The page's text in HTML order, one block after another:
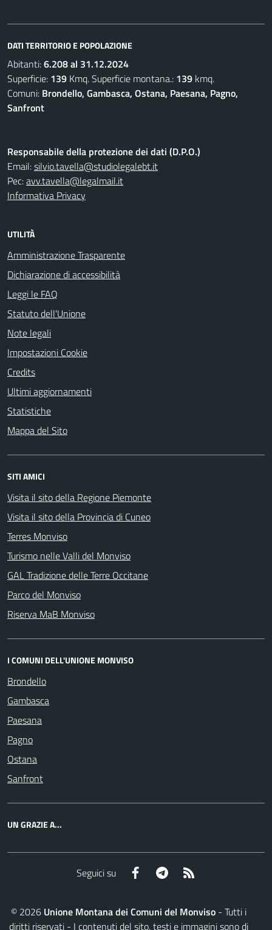
DATI TERRITORIO E POPOLAZIONE
Abitanti:6.208 al 31.12.2024
Superficie: 139 Kmq. Superficie montana.: 139 kmq.
Comuni: Brondello, Gambasca, Ostana, Paesana, Pagno,
Sanfront
Responsabile della protezione dei dati (D.P.O.)
Email:silvio.tavella@studiolegalebt.it
Pec:avv.tavella@legalmail.it
Informativa Privacy
UTILITÀ
Amministrazione Trasparente
Dichiarazione di accessibilità
Leggi le FAQ
Statuto dell'Unione
Note legali
Impostazioni Cookie
Credits
Ultimi aggiornamenti
Statistiche
Mappa del Sito
SITI AMICI
Visita il sito della Regione Piemonte
Visita il sito della Provincia di Cuneo
Terres Monviso
Turismo nelle Valli del Monviso
GAL Tradizione delle Terre Occitane
Parco del Monviso
Riserva MaB Monviso
I COMUNI DELL'UNIONE MONVISO
Brondello
Gambasca
Paesana
Pagno
Ostana
Sanfront
UN GRAZIE A...
Seguici su Facebook Telegram
© 2026 Unione Montana dei Comuni del Monviso - Tutti i
diritti riservati - I contenuti del sito, testi e immagini sono di